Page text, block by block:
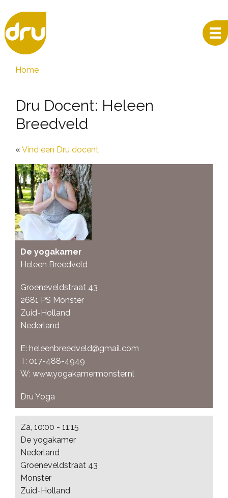
Home
Dru Docent: Heleen
Breedveld
Vind een Dru docent
De yogakamer
Heleen Breedveld
Groeneveldstraat 43
2681 PS Monster
Zuid-Holland
Nederland
E: heleenbreedveld@gmail.com
T: 017-488-4949
W: www.yogakamermonster.nl
Dru Yoga
Za, 10:00 - 11:15
De yogakamer
Nederland
Groeneveldstraat 43
Monster
Zuid-Holland